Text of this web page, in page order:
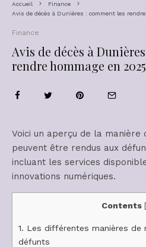
Accueil
Finance
Avis de décès à Dunières : comment les
Finance
Avis de décès à
rendre hommage en
Voici un aperçu de la manière
peuvent être rendus aux
incluant les services
innovations numériques.
Contents [
1. Les différentes manières de
défunts